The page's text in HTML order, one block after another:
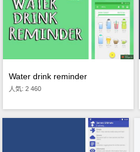
Water drink reminder
人気: 2 460